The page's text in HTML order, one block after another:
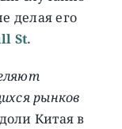
делая его
St.
рынков
Китая в